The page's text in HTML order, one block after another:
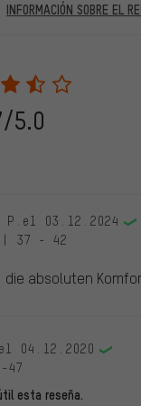
INFORMACIÓN SOBRE EL
verificadas, lo
después de
que se aplica a
evaluaciones
comentarios no
5.0
el 03.12.2024
37 - 42
die absoluten
el 04.12.2020
47
esta reseña.